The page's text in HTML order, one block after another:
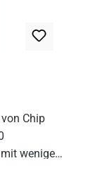
Chip
wenigen,
muss es
werden.